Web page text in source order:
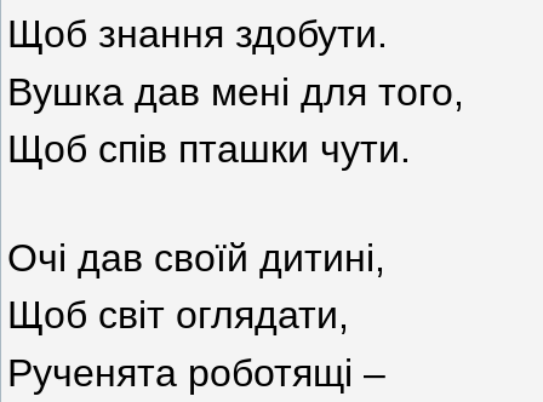
Щоб знання здобути.
Вушка дав мені для того,
Щоб спів пташки чути.
Очі дав своїй дитині,
Щоб світ оглядати,
Рученята роботящі –